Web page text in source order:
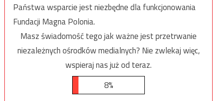
Państwa wsparcie jest niezbędne dla funkcjonowania
Fundacji Magna Polonia.
Masz świadomość tego jak ważne jest przetrwanie
niezależnych ośrodków medialnych? Nie zwlekaj więc,
wspieraj nas już od teraz.
8%